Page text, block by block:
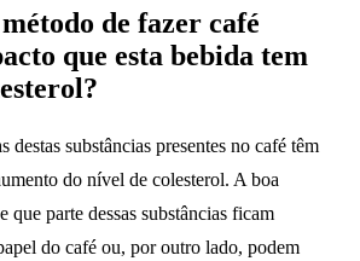
de fazer café
que esta bebida tem
destas substâncias presentes no café têm
do nível de colesterol. A boa
que parte dessas substâncias ficam
do café ou, por outro lado, podem